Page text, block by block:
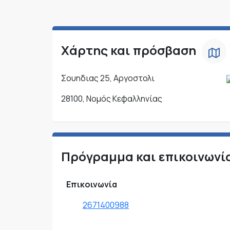
Χάρτης και πρόσβαση
Σουηδιας 25, Αργοστολι
28100, Νομός Κεφαλληνίας
Πρόγραμμα και
Επικοινωνία
2671400988